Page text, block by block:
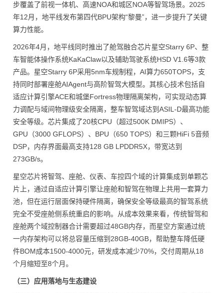
步覆盖了前视一体机、高速NOA和城区NOA等智驾场景。2025
年12月，地平线发布第四代BPU架构“黎曼”，进一步提升了关键
算力性能。
2026年4月，地平线同时推出了舱驾融合芯片星空Starry 6P、整
车智能体操作系统KaKaClaw以及辅助驾驶系统HSD V1.6等3款
产品。星空Starry 6P采用5nm车规制程，AI算力650TOPS，支
持同时部署座舱AIAgent与高阶智驾大模型。其核心技术包括自
适应计算引擎ACE和城堡Fortress物理隔离架构，可实现动态算
力调配与域间物理级安全隔离，整车智驾域达到ASIL-D最高功能
安全等级。芯片集成了20核CPU（超过500K DMIPS）、
GPU（3000 GFLOPS）、BPU（650 TOPS）和三颗HiFi 5音频
DSP，内存界面最高支持128 GB LPDDR5X，带宽达到
273GB/s。
星空芯片将智驾、座舱、仪表、车控四个域的计算集成到单颗芯
片上，通过自适应计算引擎让座舱和智驾在物理上共用一套算力
池，但在运行层面保持硬件隔离，确保安全等级最高的智驾系统
完全不受座舱侧系统重启的影响。从成本效果来看，传统智驾和
座舱两个域控制器合计需要超过48GB内存，而星空方案通过统
一内存架构可以将总容量压缩到28GB-40GB，帮助整车降低硬
件BOM成本1500-4000元，研发成本减少70%，交付周期从18
个月缩短至8个月。
（三）应用落地与生态建设